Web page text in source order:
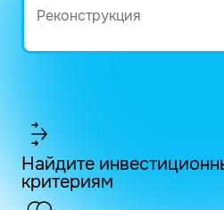
Найдите
критериям